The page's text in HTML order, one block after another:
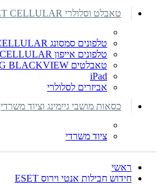
טאבלט וסלולרי TABLET CELLULAR
טלפונים סמסונג SAMSUNG CELLULAR
טלפונים אייפון iPHONE CELLULAR
טאבלטים TABLET SAMSUNG BLACKVIEW
iPad
אביזרים לסלולרי
כסאות מושבי גיימינג וציוד משרדי
ציוד משרדי
ראשי
חידוש חבילות אנטי וירוס ESET